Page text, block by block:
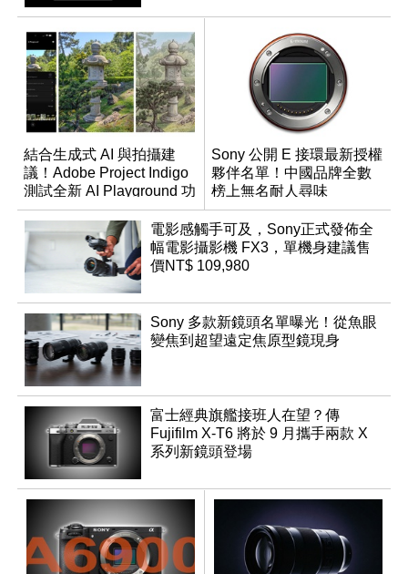
結合生成式 AI 與拍攝建
議！Adobe Project Indigo
測試全新 AI Playground 功
能
Sony 公開 E 接環最新授權
夥伴名單！中國品牌全數
榜上無名耐人尋味
電影感觸手可及，Sony正式發佈全
幅電影攝影機 FX3，單機身建議售
價NT$ 109,980
Sony 多款新鏡頭名單曝光！從魚眼
變焦到超望遠定焦原型鏡現身
富士經典旗艦接班人在望？傳
Fujifilm X-T6 將於 9 月攜手兩款 X
系列新鏡頭登場